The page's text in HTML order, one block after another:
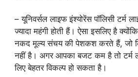
– यूनिवर्सल लाइफ इंश्योरेंस पॉलिसी टर्म
ज्यादा महंगी होती हैं। ऐसा इसलिए है
नकद मूल्य संचय की पेशकश करते हैं, जो
नहीं है। अगर आपका बजट कम है तो टर्म
लिए बेहतर विकल्प हो सकता है।